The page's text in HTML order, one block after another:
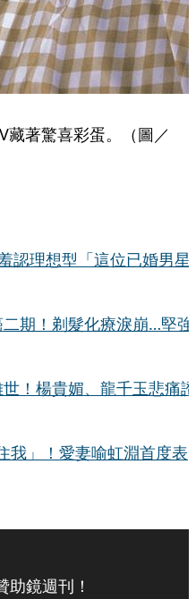
藏著驚喜彩蛋。（圖／
認理想型「這位已婚男星
期！剃髮化療淚崩…堅強
！楊貴媚、龍千玉悲痛證
我」！愛妻喻虹淵首度表
鏡週刊！